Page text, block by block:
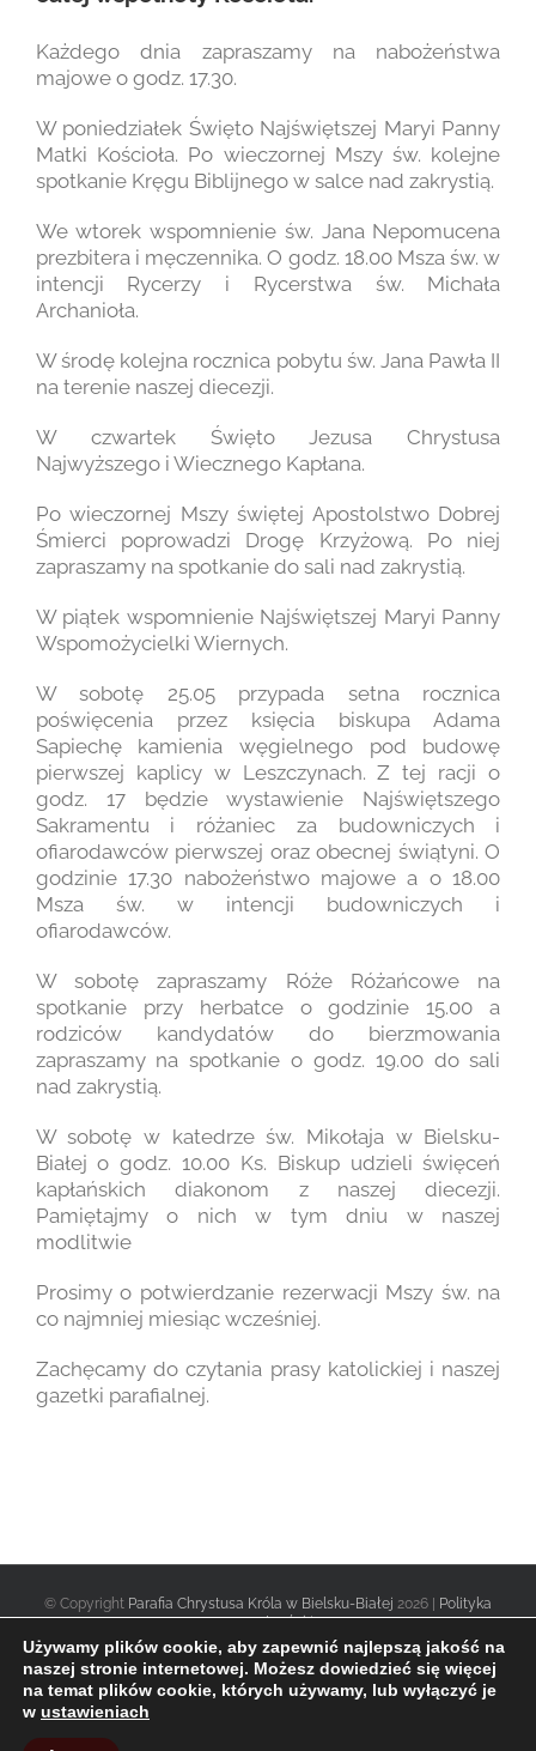
Każdego dnia zapraszamy na nabożeństwa
majowe o godz. 17.30.
W poniedziałek Święto Najświętszej Maryi Panny
Matki Kościoła. Po wieczornej Mszy św. kolejne
spotkanie Kręgu Biblijnego w salce nad zakrystią.
We wtorek wspomnienie św. Jana Nepomucena
prezbitera i męczennika. O godz. 18.00 Msza św. w
intencji Rycerzy i Rycerstwa św. Michała
Archanioła.
W środę kolejna rocznica pobytu św. Jana Pawła II
na terenie naszej diecezji.
W czwartek Święto Jezusa Chrystusa
Najwyższego i Wiecznego Kapłana.
Po wieczornej Mszy świętej Apostolstwo Dobrej
Śmierci poprowadzi Drogę Krzyżową. Po niej
zapraszamy na spotkanie do sali nad zakrystią.
W piątek wspomnienie Najświętszej Maryi Panny
Wspomożycielki Wiernych.
W sobotę 25.05 przypada setna rocznica
poświęcenia przez księcia biskupa Adama
Sapiechę kamienia węgielnego pod budowę
pierwszej kaplicy w Leszczynach. Z tej racji o
godz. 17 będzie wystawienie Najświętszego
Sakramentu i różaniec za budowniczych i
ofiarodawców pierwszej oraz obecnej świątyni. O
godzinie 17.30 nabożeństwo majowe a o 18.00
Msza św. w intencji budowniczych i
ofiarodawców.
W sobotę zapraszamy Róże Różańcowe na
spotkanie przy herbatce o godzinie 15.00 a
rodziców kandydatów do bierzmowania
zapraszamy na spotkanie o godz. 19.00 do sali
nad zakrystią.
W sobotę w katedrze św. Mikołaja w Bielsku-
Białej o godz. 10.00 Ks. Biskup udzieli święceń
kapłańskich diakonom z naszej diecezji.
Pamiętajmy o nich w tym dniu w naszej
modlitwie
Prosimy o potwierdzanie rezerwacji Mszy św. na
co najmniej miesiąc wcześniej.
Zachęcamy do czytania prasy katolickiej i naszej
gazetki parafialnej.
© Copyright Parafia Chrystusa Króla w Bielsku-Białej 2026 |
Polityka
prywatności|
Facebook Twitter Instagram
Używamy plików cookie, aby zapewnić najlepszą jakość na
naszej stronie internetowej. Możesz dowiedzieć się więcej
na temat plików cookie, których używamy, lub wyłączyć je
w ustawieniach